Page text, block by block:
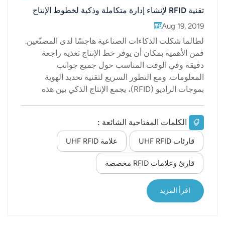
تقنية RFID لإنشاء إدارة متكاملة وذكية لخطوط الإنتاج
Aug 19, 2019
لطالما شكلت الذكاءات الصناعية هاجسًا لدى المصنّعين.
فمن الأهمية بمكان أن يوفر خط الإنتاج تغذية راجعة
دقيقة وفي الوقت المناسب حول جميع جوانب
المعلومات. ومع التطور السريع لتقنية تحديد الهوية
بموجات الراديو (RFID)، يجمع الإنتاج الذكي بين هذه
إدارة فوري لخطوط الإنتاج الذكية والرقمية، مما يتيح
استخدامًا أكثر كفاءة وترشيدًا للموارد، وبالتالي زيادة
الطاقة الإنتاجية، وتحسين استغلال الأصول، وضمان
مراقبة الجودة العالية، مما يحقق فوائد إنتاجية أكبر.
وتُستخدم تقنية RFID لإنشاء إدارة متكاملة وذكية لخطوط
إلى صميم عملية التصنيع. فمن خلال تبني هذه التقنية
تدريجياً في مواقع الإنتاج، يستطيع المصنّعون جمع
الكلمات المفتاحية الشائعة :
قارئات UHF RFID علامة UHF RFID
قارئ وعلامات RFID مخصصة
اقرأ المزيد